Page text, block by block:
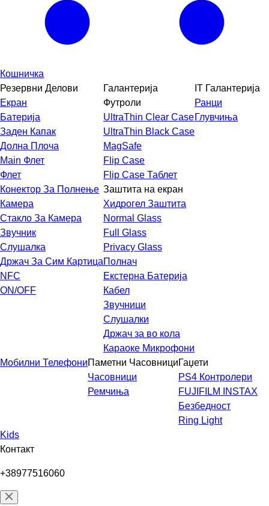
Кошничка
Резервни Делови
Екран
Батерија
Заден Капак
Долна Плоча
Main Флет
Флет
Конектор За Полнење
Камера
Стакло За Камера
Звучник
Слушалка
Држач За Сим Картица
NFC
ON/OFF
Галантерија
Футроли
UltraThin Clear Case
UltraThin Black Case
MagSafe
Flip Case
Flip Case Таблет
Заштита на екран
Хидрогел Заштита
Normal Glass
Full Glass
Privacy Glass
Полнач
Екстерна Батерија
Кабел
Звучници
Слушалки
Држач за во кола
Караоке Микрофони
IT Галантерија
Ранци
Глувчиња
Мобилни ТелефониПаметни Часовници
Часовници
Ремчиња
Гаџети
PS4 Контролери
FUJIFILM INSTAX
Безбедност
Ring Light
Kids
Контакт
+38977516060